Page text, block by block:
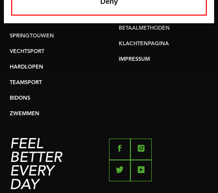
SPRINGTOUWEN
VECHTSPORT
HARDLOPEN
TEAMSPORT
BIDONS
ZWEMMEN
BETAALMETHODEN
KLACHTENPAGINA
IMPRESSUM
FEEL
BETTER
EVERY
DAY